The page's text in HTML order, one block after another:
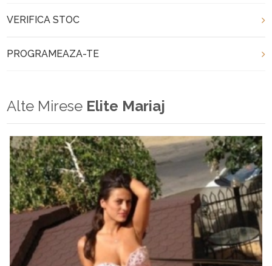
VERIFICA STOC
PROGRAMEAZA-TE
Alte Mirese Elite Mariaj